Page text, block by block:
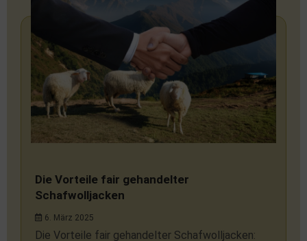
Die Vorteile fair gehandelter
Schafwolljacken
6. März 2025
Die Vorteile fair gehandelter Schafwolljacken: